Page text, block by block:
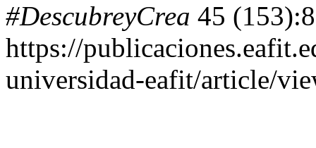
#DescubreyCrea 45
https://
universidad-eafit/article/